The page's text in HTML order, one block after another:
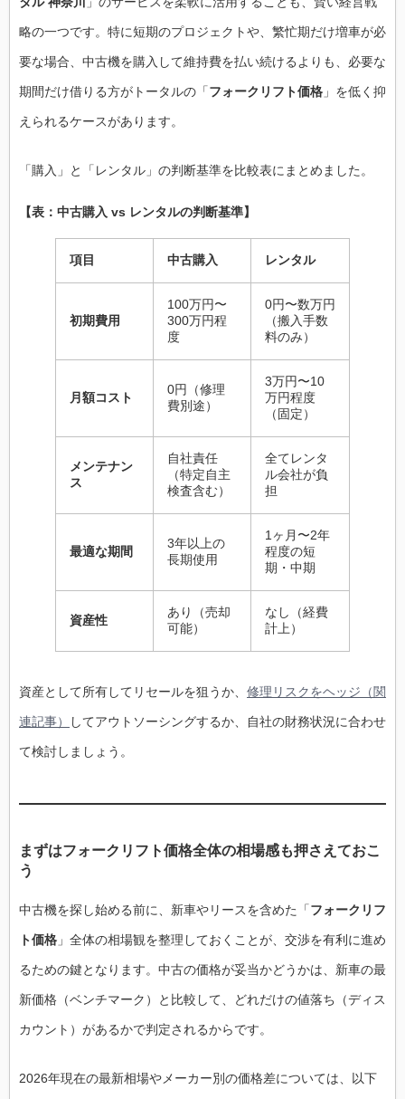
略の一つです。特に短期のプロジェクトや、繁忙期だけ増車が必
要な場合、中古機を購入して維持費を払い続けるよりも、必要な
期間だけ借りる方がトータルの「フォークリフト価格 」を低く抑
えられるケースがあります。
「購入」と「レンタル」の判断基準を比較表にまとめました。
【表：中古購入 vs レンタルの判断基準】
項目 中古購入 レンタル
初期費用
100万円〜
300万円程
度
0円〜数万円
（搬入手数
料のみ）
月額コスト
0円（修理
費別途）
3万円〜10
万円程度
（固定）
メンテナン
ス
自社責任
（特定自主
検査含む）
全てレンタ
ル会社が負
担
最適な期間
3年以上の
長期使用
1ヶ月〜2年
程度の短
期・中期
資産性
あり（売却
可能）
なし（経費
計上）
資産として所有してリセールを狙うか、 修理リスクをヘッジ（関
連記事） してアウトソーシングするか、自社の財務状況に合わせ
て検討しましょう。
まずはフォークリフト価格全体の相場感も押さえておこ
う
中古機を探し始める前に、新車やリースを含めた「フォークリフ
ト価格 」全体の相場観を整理しておくことが、交渉を有利に進め
るための鍵となります。中古の価格が妥当かどうかは、新車の最
新価格（ベンチマーク）と比較して、どれだけの値落ち（ディス
カウント）があるかで判定されるからです。
2026年現在の最新相場やメーカー別の価格差については、以下